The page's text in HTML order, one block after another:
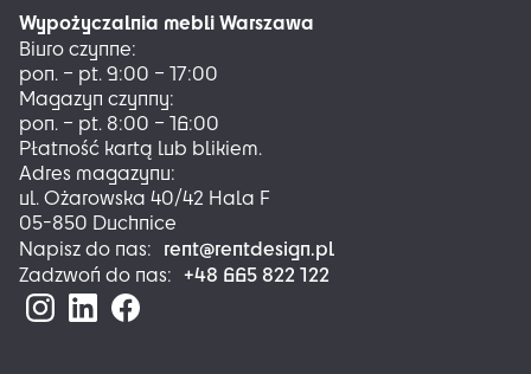
wybrać
Wypożyczalnia mebli Warszawa
Biuro czynne:
pon. – pt. 9:00 – 17:00
Magazyn czynny:
pon. – pt. 8:00 – 16:00
Płatność kartą lub blikiem.
Adres magazynu:
ul. Ożarowska 40/42 Hala F
05-850 Duchnice
Napisz do nas: rent@rentdesign.pl
Zadzwoń do nas: +48 665 822 122